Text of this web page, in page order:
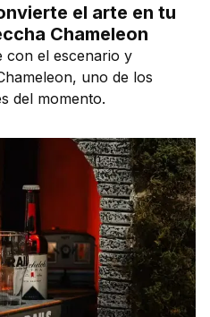
el arte en tu
Chameleon
con el escenario y
uno de los
del momento.